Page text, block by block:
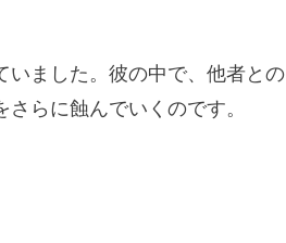
いました。彼の中で、他者との
らに蝕んでいくのです。